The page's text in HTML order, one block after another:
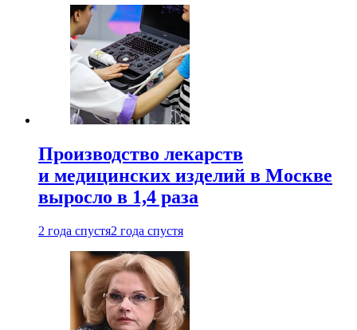
Производство лекарств
и медицинских изделий в Москве
выросло в 1,4 раза
2 года спустя2 года спустя